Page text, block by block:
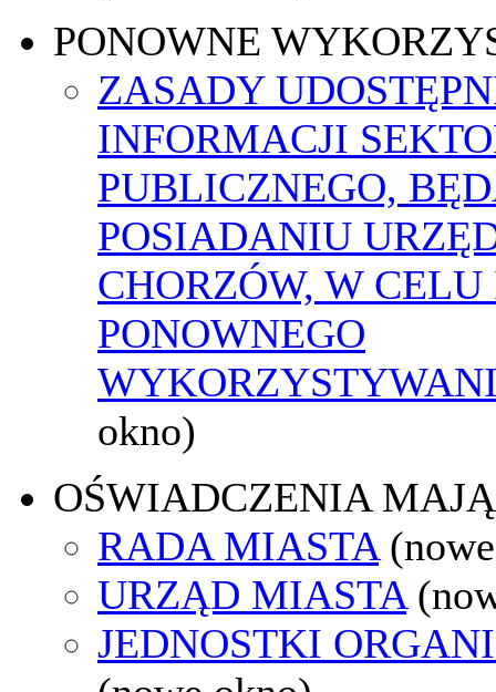
PONOWNE
ZASADY
INFORMACJI
PUBLICZNEGO,
POSIADANIU
CHORZÓW, W
PONOWNEGO
okno)
OŚWIADCZENIA
RADA MIASTA
URZĄD MIASTA
JEDNOSTKI